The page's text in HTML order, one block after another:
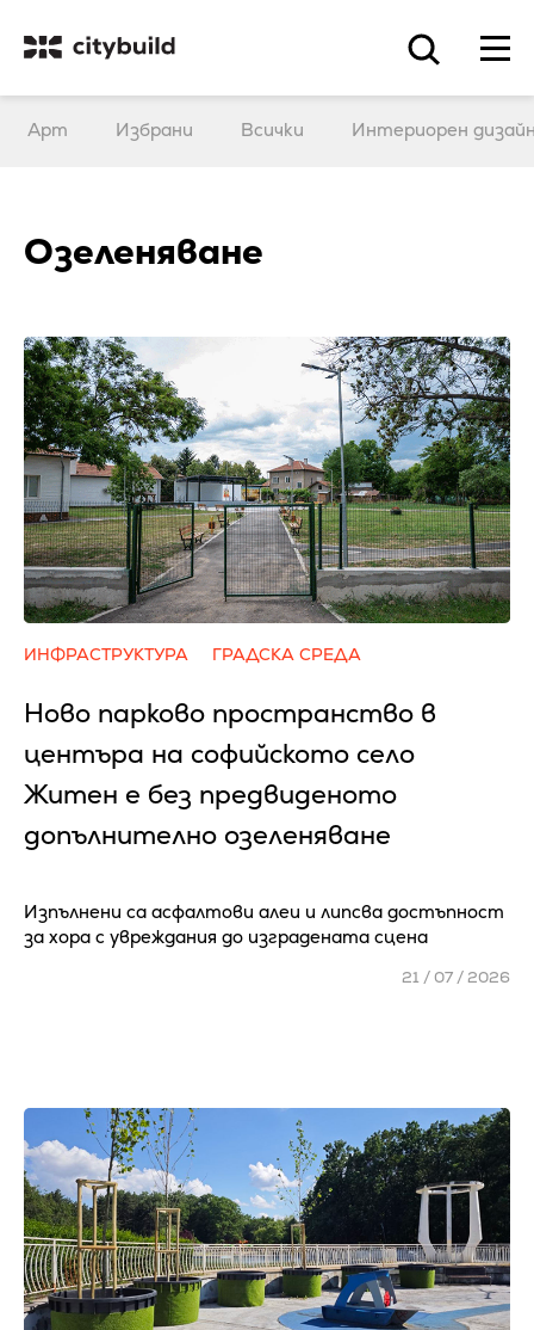
Арт Избрани Всички Интериорен
Озеленяване
ИНФРАСТРУКТУРА ГРАДСКА СРЕДА
Ново парково пространство в
центъра на софийското село
Житен е без предвиденото
допълнително озеленяване
Изпълнени са асфалтови алеи и липсва достъпност
за хора с увреждания до изградената сцена
21 / 07 / 2026